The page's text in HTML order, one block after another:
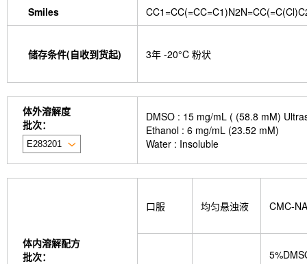
Smiles
储存条件(自收到货起) 3年 -20°C 粉状
体外溶解度
批次：
DMSO : 15 mg/mL ( (58.8 mM)
Ethanol : 6 mg/mL (23.52 mM)
Water : Insoluble
体内溶解配方
批次：
口服 均匀悬浊液 CMC-NA